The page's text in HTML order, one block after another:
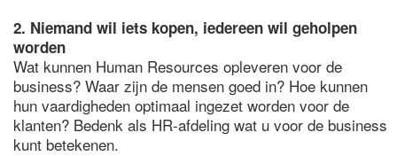
2. Niemand wil iets kopen, iedereen wil geholpen
worden
Wat kunnen Human Resources opleveren voor de
business? Waar zijn de mensen goed in? Hoe kunnen
hun vaardigheden optimaal ingezet worden voor de
klanten? Bedenk als HR-afdeling wat u voor de business
kunt betekenen.